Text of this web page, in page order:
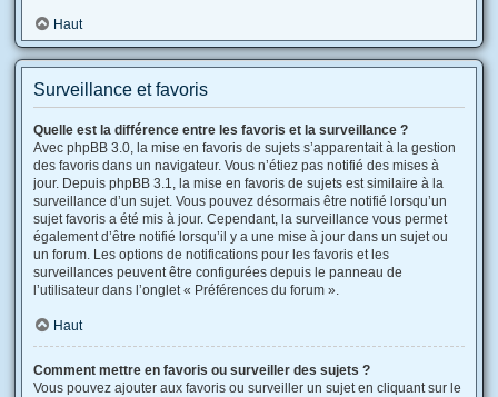
Haut
Surveillance et favoris
Quelle est la différence entre les favoris et la surveillance ?
Avec phpBB 3.0, la mise en favoris de sujets s’apparentait à la gestion
des favoris dans un navigateur. Vous n’étiez pas notifié des mises à
jour. Depuis phpBB 3.1, la mise en favoris de sujets est similaire à la
surveillance d’un sujet. Vous pouvez désormais être notifié lorsqu’un
sujet favoris a été mis à jour. Cependant, la surveillance vous permet
également d’être notifié lorsqu’il y a une mise à jour dans un sujet ou
un forum. Les options de notifications pour les favoris et les
surveillances peuvent être configurées depuis le panneau de
l’utilisateur dans l’onglet « Préférences du forum ».
Haut
Comment mettre en favoris ou surveiller des sujets ?
Vous pouvez ajouter aux favoris ou surveiller un sujet en cliquant sur le